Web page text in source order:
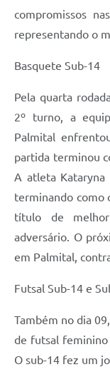
compromissos
representando o
Basquete Sub-14
Pela quarta
2º turno, a
Palmital
partida terminou
A atleta Kataryna
terminando como
título de melhor
adversário. O
em Palmital,
Futsal Sub-14 e
Também no dia
de futsal feminino
O sub-14 fez um